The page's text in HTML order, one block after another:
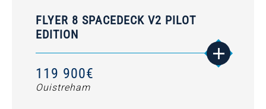
FLYER 8 SPACEDECK V2 PILOT
EDITION
119 900€
Ouistreham